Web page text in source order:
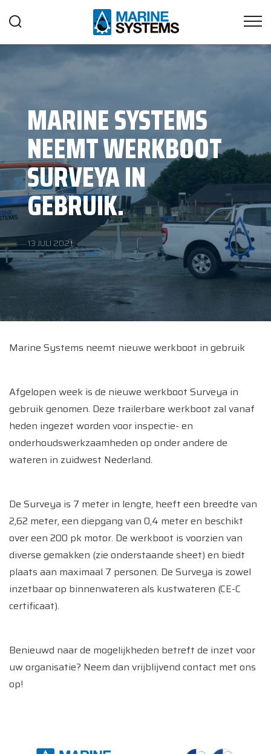
MARINE SYSTEMS
NEEMT WERKBOOT
SURVEYA IN
GEBRUIK.
13 JULI 2021
Marine Systems neemt nieuwe werkboot in gebruik
Afgelopen week is de nieuwe werkboot Surveya in
gebruik genomen. Deze trailerbare werkboot zal vanaf
heden ingezet worden voor inspectie- en
onderhoudswerkzaamheden op onder andere de
wateren in zuidwest Nederland.
De Surveya is 7 meter in lengte, heeft een breedte van
2,62 meter, een diepgang van 0,4 meter en beschikt
over een 200 pk motor. De werkboot is voorzien van
diverse gemakken (zie onderstaande sheet) en biedt
plaats aan maximaal 7 personen. De Surveya is zowel
inzetbaar op binnenwateren als kustwateren (CE-C
certificaat).
Benieuwd naar de mogelijkheden betreft de inzet voor
uw organisatie? Neem dan vrijblijvend contact met ons
op!